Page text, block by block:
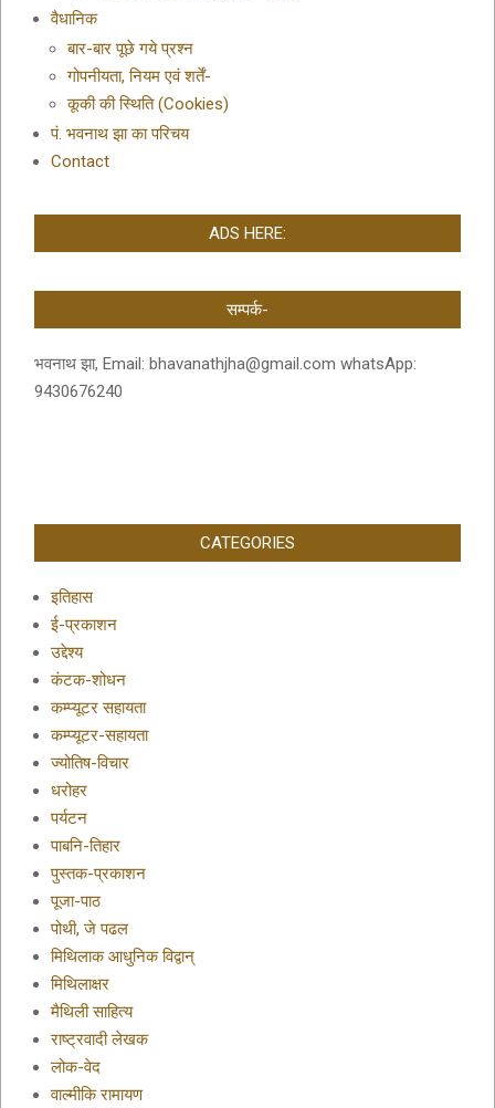
वैधानिक
बार-बार पूछे गये प्रश्न
गोपनीयता, नियम एवं शर्तें-
कूकी की स्थिति (Cookies)
पं. भवनाथ झा का परिचय
Contact
ADS HERE:
सम्पर्क-
भवनाथ झा, Email: bhavanathjha@gmail.com whatsApp:
9430676240
CATEGORIES
इतिहास
ई-प्रकाशन
उद्देश्य
कंटक-शोधन
कम्प्यूटर सहायता
कम्प्यूटर-सहायता
ज्योतिष-विचार
धरोहर
पर्यटन
पाबनि-तिहार
पुस्तक-प्रकाशन
पूजा-पाठ
पोथी, जे पढल
मिथिलाक आधुनिक विद्वान्
मिथिलाक्षर
मैथिली साहित्य
राष्ट्रवादी लेखक
लोक-वेद
वाल्मीकि रामायण